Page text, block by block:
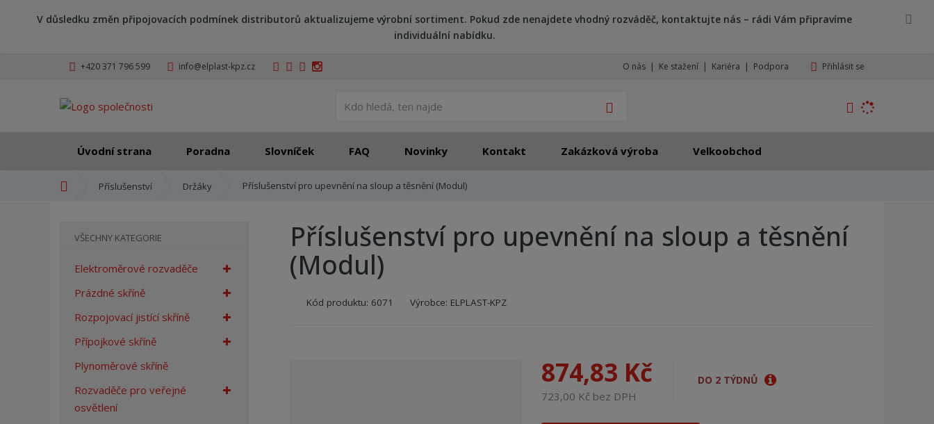
V důsledku změn připojovacích podmínek distributorů aktualizujeme výrobní sortiment. Pokud zde nenajdete vhodný rozváděč, kontaktujte nás – rádi Vám připravíme
individuální nabídku.
+420 371 796 599 info@elplast-kpz.cz O nás Ke stažení Kariéra Podpora Přihlásit se
l
t
e
Úvodní strana Poradna Slovníček FAQ Novinky Kontakt Zakázková výroba Velkoobchod
Příslušenství Držáky Příslušenství pro upevnění na sloup a těsnění (Modul)
Příslušenství pro upevnění na sloup a těsnění
(Modul)
Kód produktu: 6071 Kód výrobce: 8595208605413
Kód dodavatele:8595208605413
Výrobce: ELPLAST-KPZ
874,83 Kč
723,00 Kč bez DPH
DO 2 TÝDNŮ
VŠECHNY KATEGORIE
Elektroměrové rozvaděče
Prázdné skříně
Rozpojovací jistící skříně
Přípojkové skříně
Plynoměrové skříně
Rozvaděče pro veřejné
osvětlení